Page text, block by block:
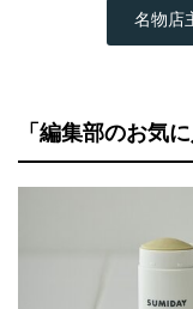
名物店
「編集部のお気